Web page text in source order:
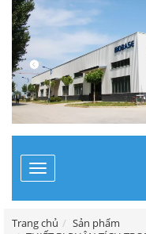
Toggle
navigation
Trang chủ
Sản phẩm